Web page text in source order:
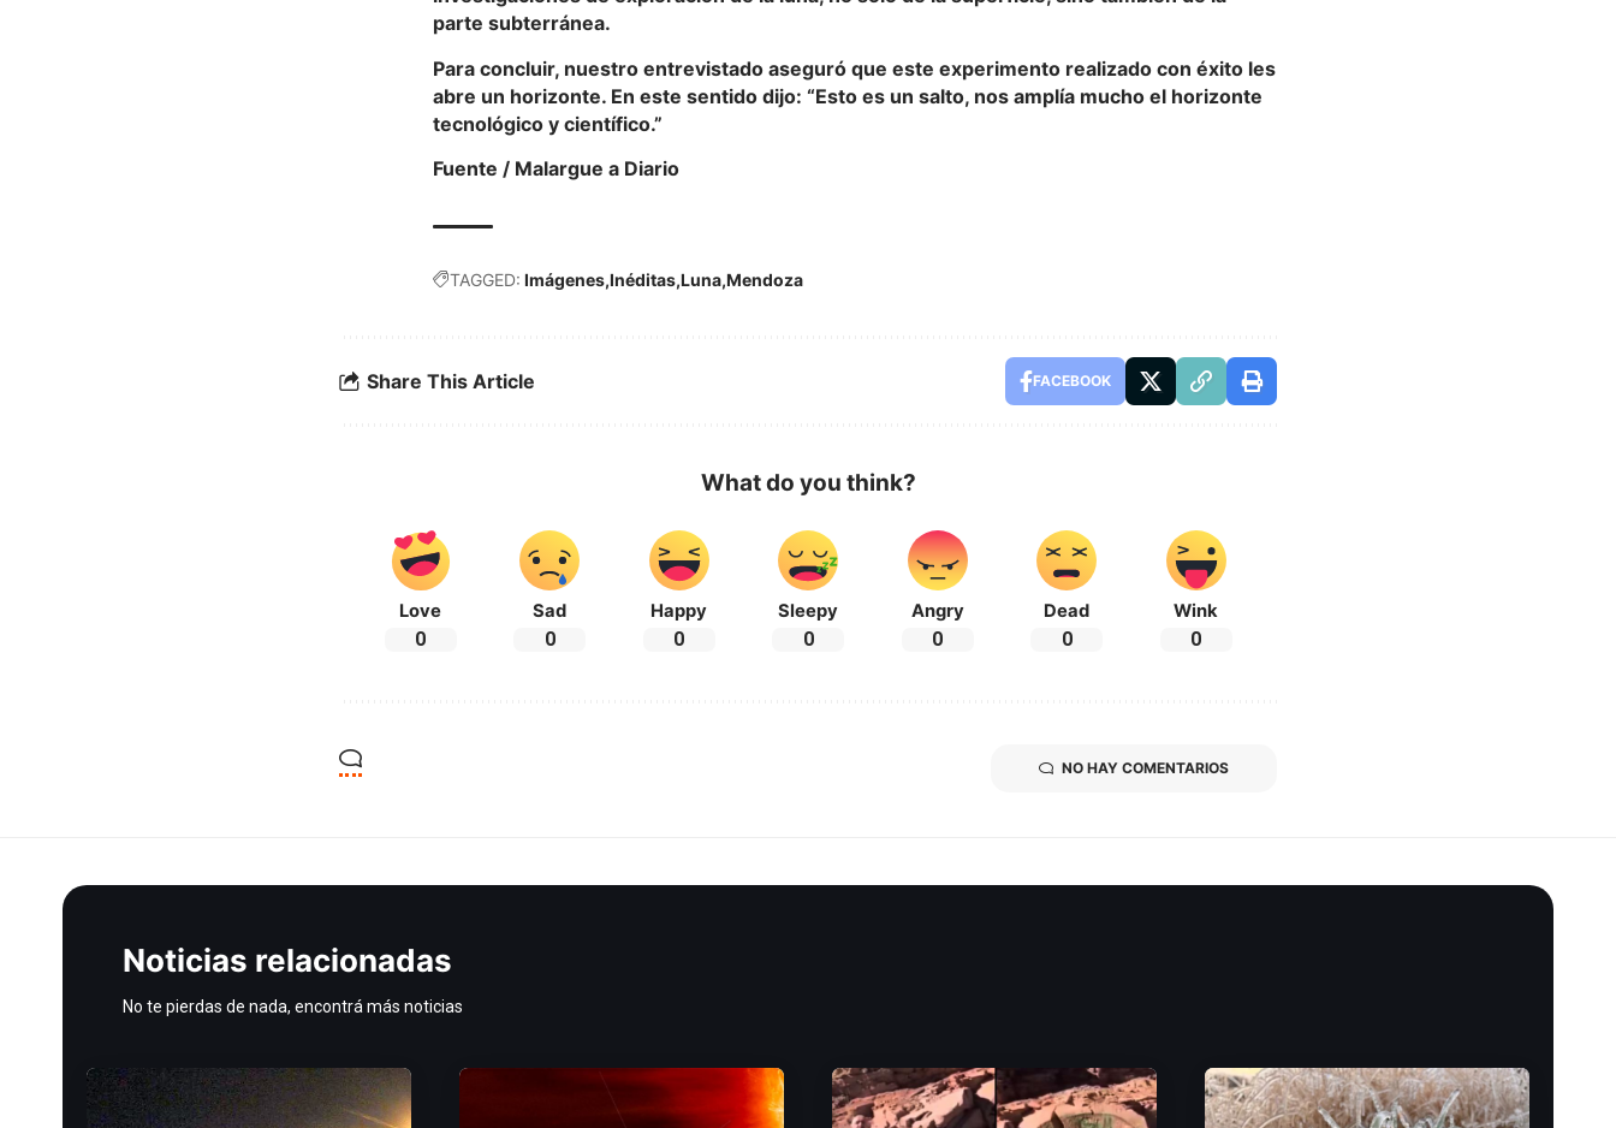
parte subterránea.
Para concluir, nuestro entrevistado aseguró que este experimento realizado con éxito les
abre un horizonte. En este sentido dijo: “Esto es un salto, nos amplía mucho el horizonte
tecnológico y científico.”
Fuente / Malargue a Diario
TAGGED: Imágenes Inéditas Luna Mendoza
Share This Article FACEBOOK
What do you think?
Love
0
Sad
0
Happy
0
Sleepy
0
Angry
0
Dead
0
Wink
0
NO HAY COMENTARIOS
Noticias relacionadas
No te pierdas de nada, encontrá más noticias